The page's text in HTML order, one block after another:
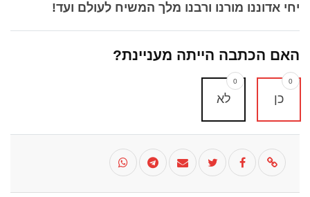
יחי אדוננו מורנו ורבנו מלך המשיח לעולם ועד!
האם הכתבה הייתה מעניינת?
כן
0
לא
0